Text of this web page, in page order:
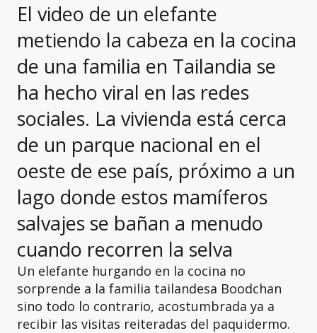
El video de un elefante
metiendo la cabeza en la cocina
de una familia en Tailandia se
ha hecho viral en las redes
sociales. La vivienda está cerca
de un parque nacional en el
oeste de ese país, próximo a un
lago donde estos mamíferos
salvajes se bañan a menudo
cuando recorren la selva
Un elefante hurgando en la cocina no
sorprende a la familia tailandesa Boodchan
sino todo lo contrario, acostumbrada ya a
recibir las visitas reiteradas del paquidermo.